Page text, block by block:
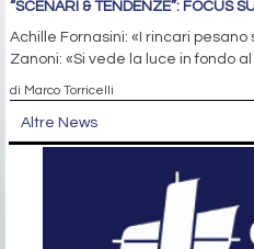
“SCENARI & TENDENZE”: FOCUS
Achille Fornasini: «I rincari
Zanoni: «Si vede la luce in fondo
di Marco Torricelli
Altre News